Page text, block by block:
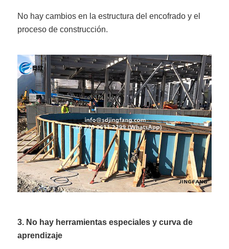
No hay cambios en la estructura del encofrado y el
proceso de construcción.
3. No hay herramientas especiales y curva de
aprendizaje